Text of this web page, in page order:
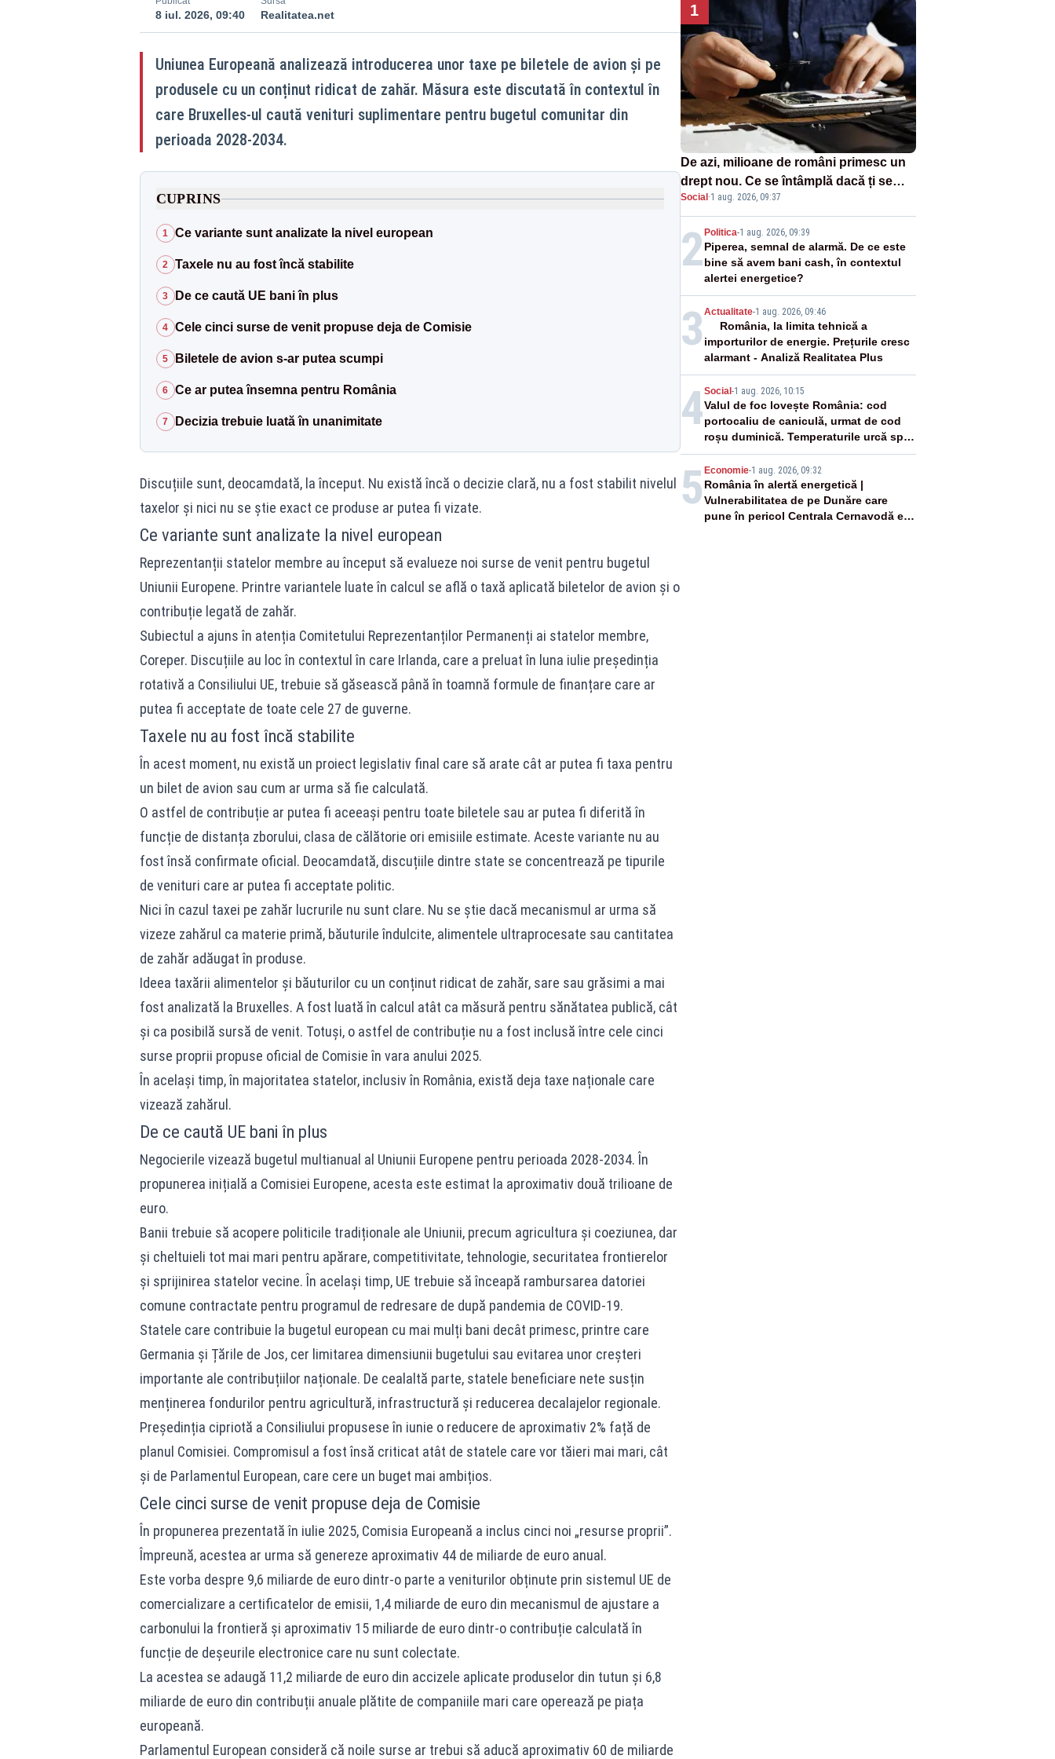
8 iul. 2026, 09:40 Realitatea.net
Uniunea Europeană analizează introducerea unor taxe pe biletele de avion și pe
produsele cu un conținut ridicat de zahăr. Măsura este discutată în contextul în
care Bruxelles-ul caută venituri suplimentare pentru bugetul comunitar din
perioada 2028-2034.
CUPRINS
1 Ce variante sunt analizate la nivel european
2 Taxele nu au fost încă stabilite
3 De ce caută UE bani în plus
4 Cele cinci surse de venit propuse deja de Comisie
5 Biletele de avion s-ar putea scumpi
6 Ce ar putea însemna pentru România
7 Decizia trebuie luată în unanimitate
Discuțiile sunt, deocamdată, la început. Nu există încă o decizie clară, nu a fost stabilit nivelul
taxelor și nici nu se știe exact ce produse ar putea fi vizate.
Ce variante sunt analizate la nivel european
Reprezentanții statelor membre au început să evalueze noi surse de venit pentru bugetul
Uniunii Europene. Printre variantele luate în calcul se află o taxă aplicată biletelor de avion și o
contribuție legată de zahăr.
Subiectul a ajuns în atenția Comitetului Reprezentanților Permanenți ai statelor membre,
Coreper. Discuțiile au loc în contextul în care Irlanda, care a preluat în luna iulie președinția
rotativă a Consiliului UE, trebuie să găsească până în toamnă formule de finanțare care ar
putea fi acceptate de toate cele 27 de guverne.
Taxele nu au fost încă stabilite
În acest moment, nu există un proiect legislativ final care să arate cât ar putea fi taxa pentru
un bilet de avion sau cum ar urma să fie calculată.
O astfel de contribuție ar putea fi aceeași pentru toate biletele sau ar putea fi diferită în
funcție de distanța zborului, clasa de călătorie ori emisiile estimate. Aceste variante nu au
fost însă confirmate oficial. Deocamdată, discuțiile dintre state se concentrează pe tipurile
de venituri care ar putea fi acceptate politic.
Nici în cazul taxei pe zahăr lucrurile nu sunt clare. Nu se știe dacă mecanismul ar urma să
vizeze zahărul ca materie primă, băuturile îndulcite, alimentele ultraprocesate sau cantitatea
de zahăr adăugat în produse.
Ideea taxării alimentelor și băuturilor cu un conținut ridicat de zahăr, sare sau grăsimi a mai
fost analizată la Bruxelles. A fost luată în calcul atât ca măsură pentru sănătatea publică, cât
și ca posibilă sursă de venit. Totuși, o astfel de contribuție nu a fost inclusă între cele cinci
surse proprii propuse oficial de Comisie în vara anului 2025.
În același timp, în majoritatea statelor, inclusiv în România, există deja taxe naționale care
vizează zahărul.
De ce caută UE bani în plus
Negocierile vizează bugetul multianual al Uniunii Europene pentru perioada 2028-2034. În
propunerea inițială a Comisiei Europene, acesta este estimat la aproximativ două trilioane de
euro.
Banii trebuie să acopere politicile tradiționale ale Uniunii, precum agricultura și coeziunea, dar
și cheltuieli tot mai mari pentru apărare, competitivitate, tehnologie, securitatea frontierelor
și sprijinirea statelor vecine. În același timp, UE trebuie să înceapă rambursarea datoriei
comune contractate pentru programul de redresare de după pandemia de COVID-19.
Statele care contribuie la bugetul european cu mai mulți bani decât primesc, printre care
Germania și Țările de Jos, cer limitarea dimensiunii bugetului sau evitarea unor creșteri
importante ale contribuțiilor naționale. De cealaltă parte, statele beneficiare nete susțin
menținerea fondurilor pentru agricultură, infrastructură și reducerea decalajelor regionale.
Președinția cipriotă a Consiliului propusese în iunie o reducere de aproximativ 2% față de
planul Comisiei. Compromisul a fost însă criticat atât de statele care vor tăieri mai mari, cât
și de Parlamentul European, care cere un buget mai ambițios.
Cele cinci surse de venit propuse deja de Comisie
În propunerea prezentată în iulie 2025, Comisia Europeană a inclus cinci noi „resurse proprii”.
Împreună, acestea ar urma să genereze aproximativ 44 de miliarde de euro anual.
Este vorba despre 9,6 miliarde de euro dintr-o parte a veniturilor obținute prin sistemul UE de
comercializare a certificatelor de emisii, 1,4 miliarde de euro din mecanismul de ajustare a
carbonului la frontieră și aproximativ 15 miliarde de euro dintr-o contribuție calculată în
funcție de deșeurile electronice care nu sunt colectate.
La acestea se adaugă 11,2 miliarde de euro din accizele aplicate produselor din tutun și 6,8
miliarde de euro din contribuții anuale plătite de companiile mari care operează pe piața
europeană.
Parlamentul European consideră că noile surse ar trebui să aducă aproximativ 60 de miliarde
1
De azi, milioane de români primesc un
drept nou. Ce se întâmplă dacă ți se
strică un produs
Social ·1 aug. 2026, 09:37
2 Politica-1 aug. 2026, 09:39
Piperea, semnal de alarmă. De ce este
bine să avem bani cash, în contextul
alertei energetice?
3 Actualitate-1 aug. 2026, 09:46
România, la limita tehnică a
importurilor de energie. Prețurile cresc
alarmant - Analiză Realitatea Plus
4Social -1 aug. 2026, 10:15
Valul de foc lovește România: cod
portocaliu de caniculă, urmat de cod
roșu duminică. Temperaturile urcă spre
40°C
5 Economie-1 aug. 2026, 09:32
România în alertă energetică |
Vulnerabilitatea de pe Dunăre care
pune în pericol Centrala Cernavodă era